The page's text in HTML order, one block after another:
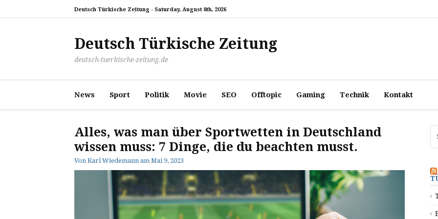
Deutsch Türkische Zeitung - Saturday, August 8th, 2026
Deutsch Türkische Zeitung
deutsch-tuerkische-zeitung.de
News Sport Politik Movie SEO Offtopic Gaming Technik Kontakt
Alles, was man über Sportwetten in Deutschland
wissen muss: 7 Dinge, die du beachten musst.
Von Karl Wiedemann am Mai 9, 2023